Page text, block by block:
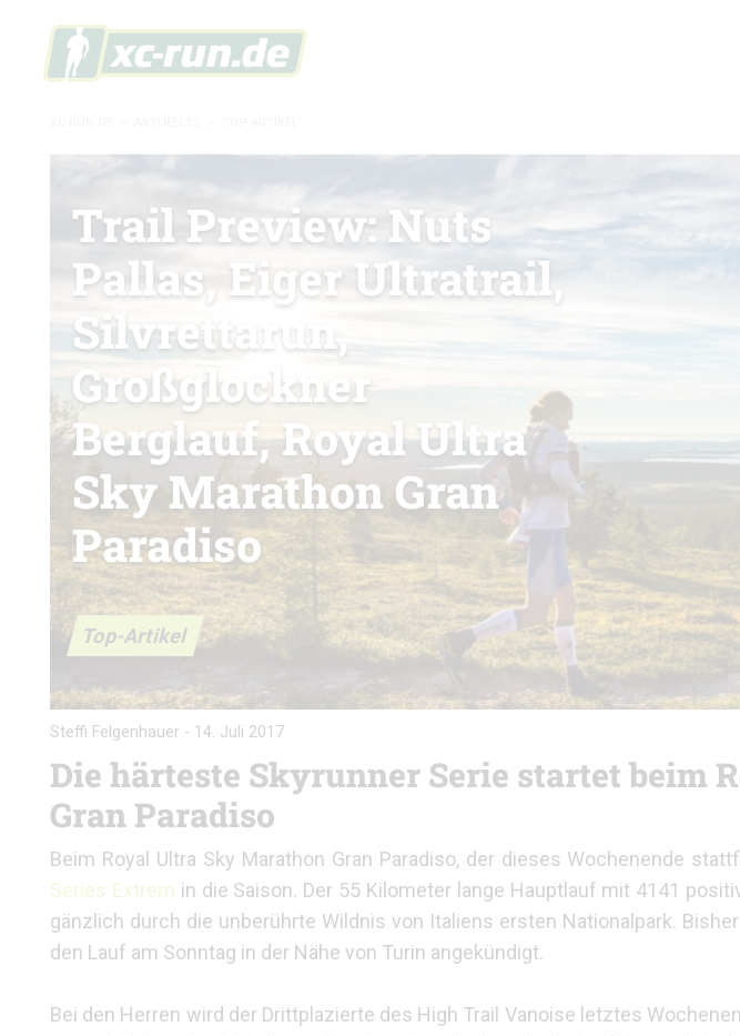
Top-Artikel
Trail Preview: Nuts
Pallas, Eiger Ultratrail,
Silvrettarun,
Großglockner
Berglauf, Royal Ultra
Sky Marathon Gran
Paradiso
Steffi Felgenhauer - 14. Juli 2017
Die härteste Skyrunner Serie startet beim
Gran Paradiso
Beim Royal Ultra Sky Marathon Gran Paradiso, der dieses Wochenende
Series Extrem in die Saison. Der 55 Kilometer lange Hauptlauf mit 4141
gänzlich durch die unberührte Wildnis von Italiens ersten Nationalpark.
den Lauf am Sonntag in der Nähe von Turin angekündigt.
Bei den Herren wird der Drittplazierte des High Trail Vanoise letztes